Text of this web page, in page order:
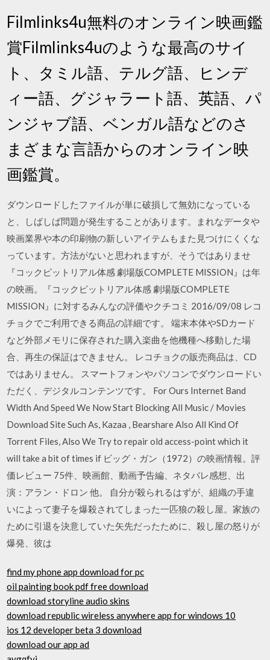
Filmlinks4u無料のオンライン映画鑑
賞Filmlinks4uのような最高のサイ
ト、タミル語、テルグ語、ヒンデ
ィー語、グジャラート語、英語、パ
ンジャブ語、ベンガル語などのさ
まざまな言語からのオンライン映
画鑑賞。
ダウンロードしたファイルが単に破損して無効になっている
と、しばしば問題が発生することがあります。まれなデータや
映画業界や本の印刷物の新しいアイテムもまた見つけにくくな
っています。方法がないと思われますが、そうではありませ
『コックピットリアル体感 劇場版COMPLETE MISSION』は年
の映画。『コックピットリアル体感 劇場版COMPLETE
MISSION』に対するみんなの評価やクチコミ 2016/09/08 レコ
チョクでご利用できる商品の詳細です。 端末本体やSDカード
など外部メモリに保存された購入楽曲を他機種へ移動した場
合、再生の保証はできません。 レコチョクの販売商品は、CD
ではありません。 スマートフォンやパソコンでダウンロードい
ただく、デジタルコンテンツです。 For Ours Internet Band
Width And Speed We Now Start Blocking All Music / Movies
Download Site Such As, Kazaa , Bearshare Also All Kind Of
Torrent Files, Also We Try to repair old access-point which it
will take a bit of times if ビッグ・ガン（1972）の映画情報。評
価レビュー 75件、映画館、動画予告編、ネタバレ感想、出
演：アラン・ドロン 他。 自分が殺られるはずが、組織の手違
いによって妻子を爆殺されてしまった一匹狼の殺し屋。家族の
ために引退を決意していた矢先だったために、殺し屋の怒りが
爆発、彼は
find my phone app download for pc
oil painting book pdf free download
download storyline audio skins
download republic wireless anywhere app for windows 10
ios 12 developer beta 3 download
download our app ad